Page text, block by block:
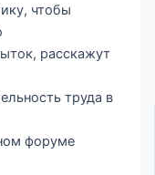
чтобы
расскажут
труда в
форуме